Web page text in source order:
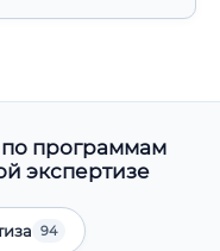
программам
экспертизе
94